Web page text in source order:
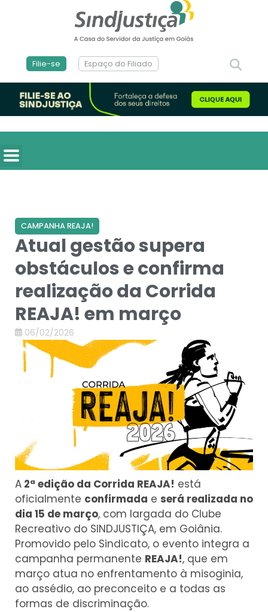
Filie-se Espaço do Filiado
CAMPANHA REAJA!
Atual gestão supera
obstáculos e confirma
realização da Corrida
REAJA! em março
06/02/2026
A 2ª edição da Corrida REAJA! está
oficialmente confirmada e será realizada no
dia 15 de março, com largada do Clube
Recreativo do SINDJUSTIÇA, em Goiânia.
Promovido pelo Sindicato, o evento integra a
campanha permanente REAJA!, que em
março atua no enfrentamento à misoginia,
ao assédio, ao preconceito e a todas as
formas de discriminação.